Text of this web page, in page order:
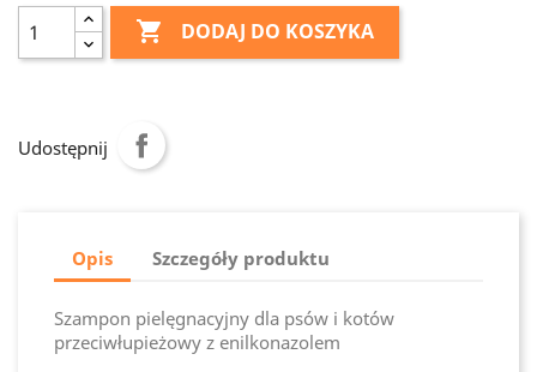
 DODAJ DO KOSZYKA
Udostępnij
Opis Szczegóły produktu
Szampon pielęgnacyjny dla psów i kotów
przeciwłupieżowy z enilkonazolem